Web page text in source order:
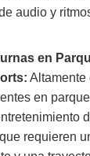
audio y
en
Altamente
en
requieren